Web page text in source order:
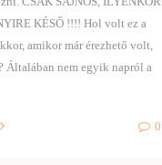
KÉSŐ !!!! Hol volt ez a
amikor már érezhető volt,
Általában nem egyik napról a
0